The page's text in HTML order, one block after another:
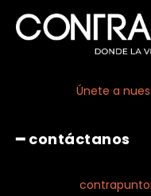
Únete a
━ contáctanos